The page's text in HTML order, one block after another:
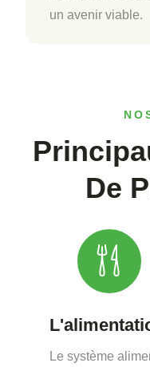
un avenir viable.
De
Le système